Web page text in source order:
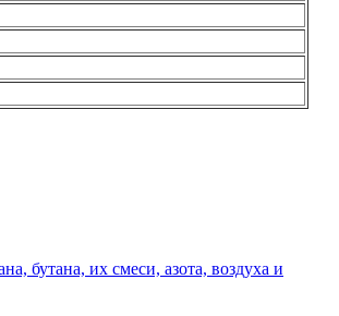
бутана, их смеси, азота, воздуха и